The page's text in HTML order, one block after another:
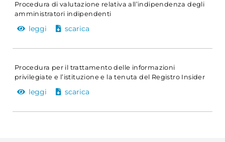
Procedura di valutazione relativa all’indipendenza degli
amministratori indipendenti
leggi scarica
Procedura per il trattamento delle informazioni
privilegiate e l’istituzione e la tenuta del Registro Insider
leggi scarica